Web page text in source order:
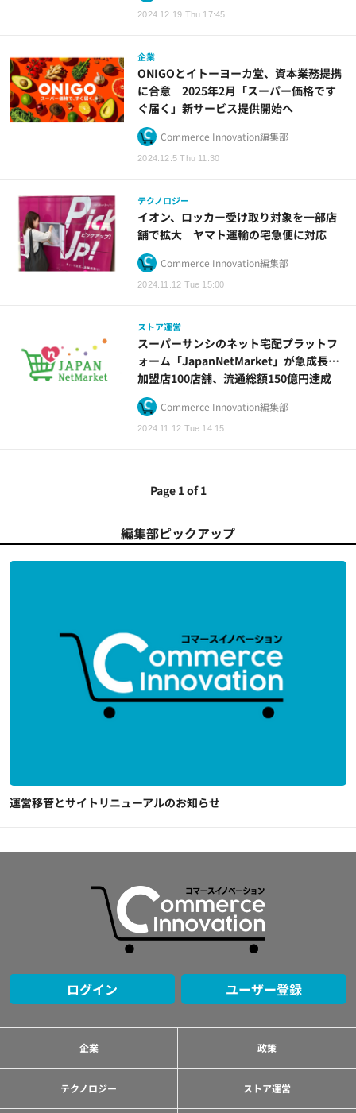
2024.12.19 Thu 17:45
企業
2024.12.5 Thu 11:30
ONIGOとイトーヨーカ堂、資本業務提携
に合意 2025年2月「スーパー価格です
ぐ届く」新サービス提供開始へ
Commerce Innovation編集部
テクノロジー
2024.11.12 Tue 15:00
イオン、ロッカー受け取り対象を一部店
舗で拡大 ヤマト運輸の宅急便に対応
Commerce Innovation編集部
ストア運営
2024.11.12 Tue 14:15
スーパーサンシのネット宅配プラットフ
ォーム「JapanNetMarket」が急成長…
加盟店100店舗、流通総額150億円達成
Commerce Innovation編集部
Page 1 of 1
編集部ピックアップ
運営移管とサイトリニューアルのお知らせ
ログイン ユーザー登録
企業 政策
テクノロジー ストア運営